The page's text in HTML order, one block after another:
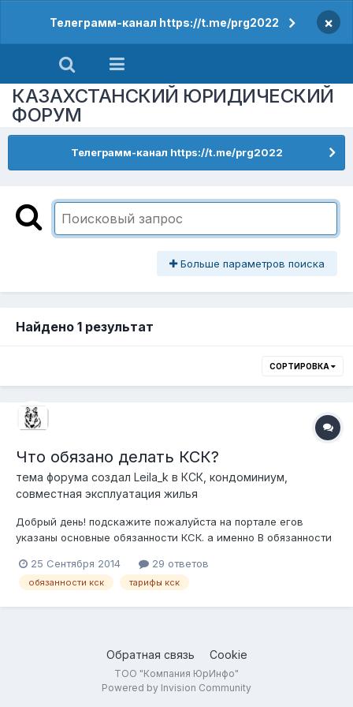
Телеграмм-канал https://t.me/prg2022 ×
КАЗАХСТАНСКИЙ ЮРИДИЧЕСКИЙ
ФОРУМ
Телеграмм-канал https://t.me/prg2022
Больше параметров поиска
Найдено 1 результат
СОРТИРОВКА
Что обязано делать КСК?
тема форума создал Leila_k в КСК, кондоминиум,
совместная эксплуатация жилья
Добрый день! подскажите пожалуйста на портале егов
указаны основные обязанности КСК. а именно В обязанности
стыков, заделка выбоин и трещин в стенах (по заявкам); все
виды работ по устранению течи кровель (кроме полной
25 Сентября 2014 29 ответов
обязанности кск тарифы кск
Обратная связь Cookie
ТОО "Компания ЮрИнфо"
Powered by Invision Community